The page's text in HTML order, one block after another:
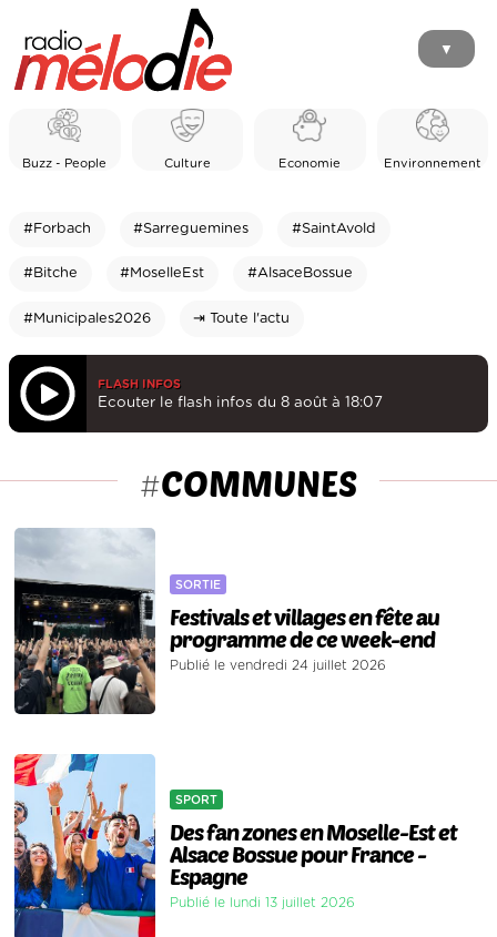
▼
Buzz - People Culture Economie Environnement
#Forbach #Sarreguemines #SaintAvold
#Bitche #MoselleEst #AlsaceBossue
#Municipales2026 ⇥ Toute l'actu
FLASH INFOS
Ecouter le flash infos du 8 août à 18:07
#COMMUNES
SORTIE
Festivals et villages en fête au
programme de ce week-end
Publié le vendredi 24 juillet 2026
SPORT
Des fan zones en Moselle-Est et
Alsace Bossue pour France -
Espagne
Publié le lundi 13 juillet 2026